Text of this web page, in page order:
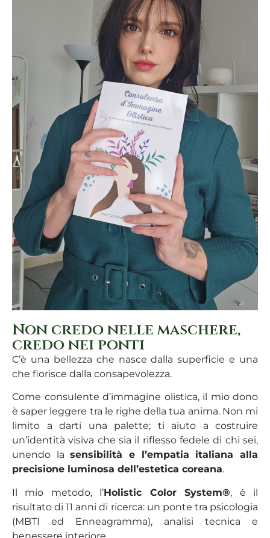
Non credo nelle maschere,
credo nei ponti
C’è una bellezza che nasce dalla superficie e una
che fiorisce dalla consapevolezza.
Come consulente d’immagine olistica, il mio dono
è saper leggere tra le righe della tua anima. Non mi
limito a darti una palette; ti aiuto a costruire
un’identità visiva che sia il riflesso fedele di chi sei,
unendo lasensibilità e l’empatia italianaalla
precisione luminosa dell’estetica coreana.
Il mio metodo, l’Holistic Color System®, è il
risultato di 11 anni di ricerca: un ponte tra psicologia
(MBTI ed Enneagramma), analisi tecnica e
benessere interiore.